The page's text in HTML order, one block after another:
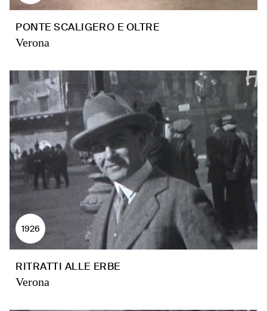
PONTE SCALIGERO E OLTRE
Verona
1926
RITRATTI ALLE ERBE
Verona